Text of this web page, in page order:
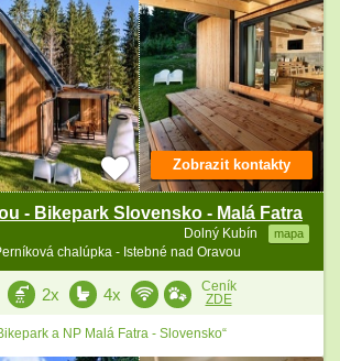
- Bikepark Slovensko - Malá Fatra
Dolný Kubín mapa
chalúpka - Istebné nad Oravou
Zobrazit kontakty
2x 4x
Ceník
ZDE
a NP Malá Fatra - Slovensko“